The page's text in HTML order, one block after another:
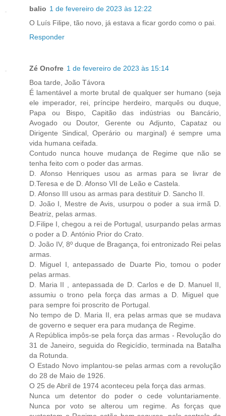
balio 1 de fevereiro de 2023 às 12:22
O Luís Filipe, tão novo, já estava a ficar gordo como o pai.
Responder
Zé Onofre 1 de fevereiro de 2023 às 15:14
Boa tarde, João Távora
É lamentável a morte brutal de qualquer ser humano (seja
ele imperador, rei, príncipe herdeiro, marquês ou duque,
Papa ou Bispo, Capitão das indústrias ou Bancário,
Avogado ou Doutor, Gerente ou Adjunto, Capataz ou
Dirigente Sindical, Operário ou marginal) é sempre uma
vida humana ceifada.
Contudo nunca houve mudança de Regime que não se
tenha feito com o poder das armas.
D. Afonso Henriques usou as armas para se livrar de
D.Teresa e de D. Afonso VII de Leão e Castela.
D. Afonso III usou as armas para destituir D. Sancho II.
D. João I, Mestre de Avis, usurpou o poder a sua irmã D.
Beatriz, pelas armas.
D.Filipe I, chegou a rei de Portugal, usurpando pelas armas
o poder a D. António Prior do Crato.
D. João IV, 8º duque de Bragança, foi entronizado Rei pelas
armas.
D. Miguel I, antepassado de Duarte Pio, tomou o poder
pelas armas.
D. Maria II , antepassada de D. Carlos e de D. Manuel II,
assumiu o trono pela força das armas a D. Miguel que
para sempre foi proscrito de Portugal.
No tempo de D. Maria II, era pelas armas que se mudava
de governo e sequer era para mudança de Regime.
A República impôs-se pela força das armas - Revolução do
31 de Janeiro, seguida do Regicídio, terminada na Batalha
da Rotunda.
O Estado Novo implantou-se pelas armas com a revolução
do 28 de Maio de 1926.
O 25 de Abril de 1974 aconteceu pela força das armas.
Nunca um detentor do poder o cede voluntariamente.
Nunca por voto se alterou um regime. As forças que